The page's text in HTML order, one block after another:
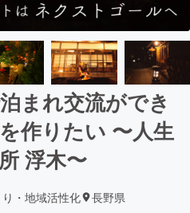
まれ交流ができ
作りたい 〜人生
浮木〜
り・地域活性化 長野県